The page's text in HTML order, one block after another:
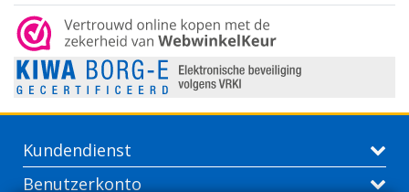
Kundendienst
Benutzerkonto